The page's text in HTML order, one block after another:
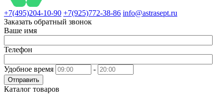
+7(495)204-10-90 +7(925)772-38-86 info@astrasept.ru
Заказать обратный звонок
Ваше имя
Телефон
Удобное время -
Отправить
Каталог товаров